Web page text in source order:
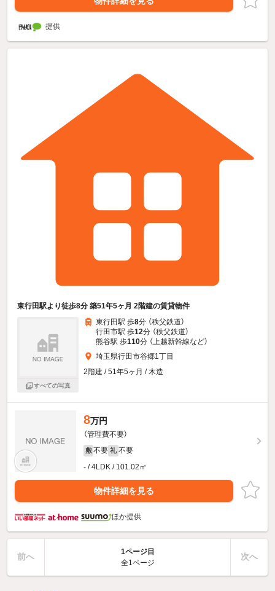
提供
東行田駅より徒歩8分 築51年5ヶ月 2階建の賃貸物件
すべての写真
東行田駅 歩8分 （秩父鉄道）
行田市駅 歩12分 （秩父鉄道）
熊谷駅 歩110分 （上越新幹線など）
埼玉県行田市谷郷1丁目
2階建 / 51年5ヶ月 / 木造
8万円
（管理費不要）
敷 不要 礼 不要
- / 4LDK / 101.02㎡
物件詳細を見る
ほか提供
前へ
1ページ目
全1ページ
次へ